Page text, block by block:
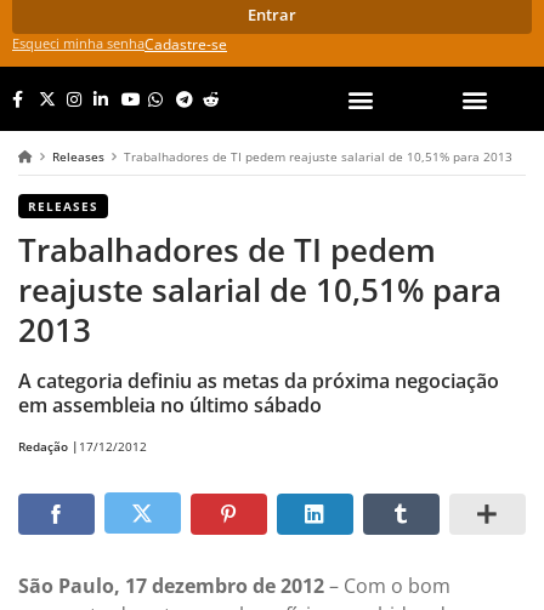
Entrar
Esqueci minha senhaCadastre-se
Releases Trabalhadores de TI pedem reajuste salarial de 10,51% para 2013
RELEASES
Trabalhadores de TI pedem
reajuste salarial de 10,51% para
2013
A categoria definiu as metas da próxima negociação
em assembleia no último sábado
Redação | 17/12/2012
São Paulo, 17 dezembro de 2012– Com o bom